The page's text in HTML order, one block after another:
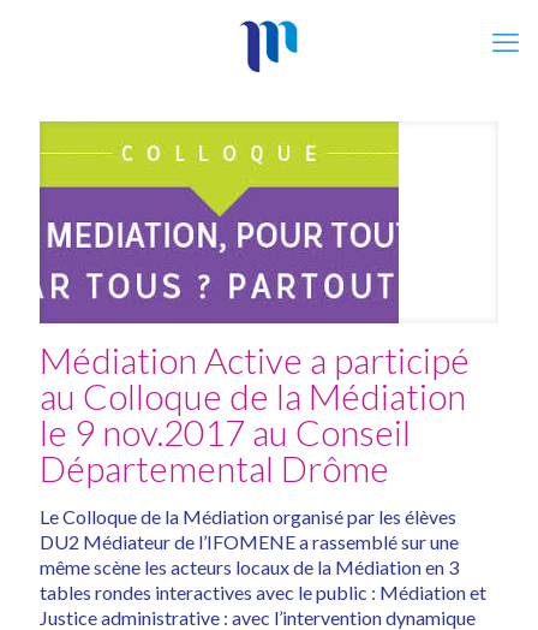
Médiation Active a participé
au Colloque de la Médiation
le 9 nov.2017 au Conseil
Départemental Drôme
Le Colloque de la Médiation organisé par les élèves
DU2 Médiateur de l’IFOMENE a rassemblé sur une
même scène les acteurs locaux de la Médiation en 3
tables rondes interactives avec le public : Médiation et
Justice administrative : avec l’intervention dynamique